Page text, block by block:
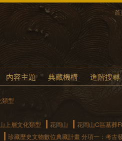
首
內容主題 典藏機構 進階搜尋
類型
上層文化類型 花岡山 花岡山C區墓葬
珍藏歷史文物數位典藏計畫 分項一：考古